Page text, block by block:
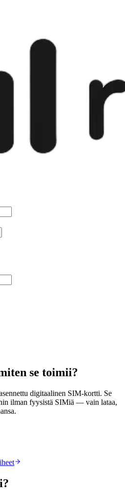
se toimii?
digitaalinen SIM-kortti. Se
ilman fyysistä SIMiä — vain lataa,